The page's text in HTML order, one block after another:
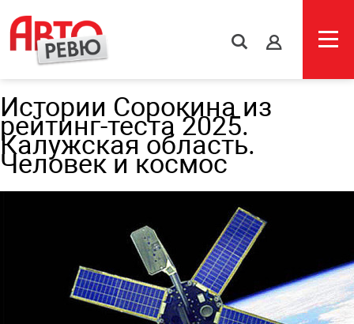
s
Истории Сорокина из
рейтинг-теста 2025.
Калужская область.
Человек и космос